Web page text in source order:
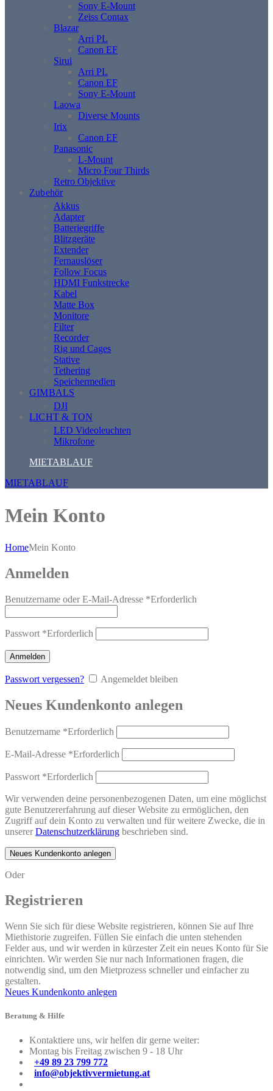
Sony E-Mount
Zeiss Contax
Blazar
Arri PL
Canon EF
Sirui
Arri PL
Canon EF
Sony E-Mount
Laowa
Diverse Mounts
Irix
Canon EF
Panasonic
L-Mount
Micro Four Thirds
Retro Objektive
Zubehör
Akkus
Adapter
Batteriegriffe
Blitzgeräte
Extender
Fernauslöser
Follow Focus
HDMI Funkstrecke
Kabel
Matte Box
Monitore
Filter
Recorder
Rig und Cages
Stative
Tethering
Speichermedien
GIMBALS
DJI
LICHT & TON
LED Videoleuchten
Mikrofone
MIETABLAUF
MIETABLAUF
Mein Konto
HomeMein Konto
Anmelden
Benutzername oder E-Mail-Adresse *Erforderlich
Passwort *Erforderlich
Anmelden
Passwort vergessen? Angemeldet bleiben
Neues Kundenkonto anlegen
Benutzername *Erforderlich
E-Mail-Adresse *Erforderlich
Passwort *Erforderlich
Wir verwenden deine personenbezogenen Daten, um eine möglichst
gute Benutzererfahrung auf dieser Website zu ermöglichen, den
Zugriff auf dein Konto zu verwalten und für weitere Zwecke, die in
unsererDatenschutzerklärung beschrieben sind.
Neues Kundenkonto anlegen
Oder
Registrieren
Wenn Sie sich für diese Website registrieren, können Sie auf Ihre
Miethistorie zugreifen. Füllen Sie einfach die unten stehenden
Felder aus, und wir werden in kürzester Zeit ein neues Konto für Sie
einrichten. Wir werden Sie nur nach Informationen fragen, die
notwendig sind, um den Mietprozess schneller und einfacher zu
gestalten.
Neues Kundenkonto anlegen
Beratung & Hilfe
Kontaktiere uns, wir helfen dir gerne weiter:
Montag bis Freitag zwischen 9 - 18 Uhr
+49 89 23 799 772
info@objektivvermietung.at